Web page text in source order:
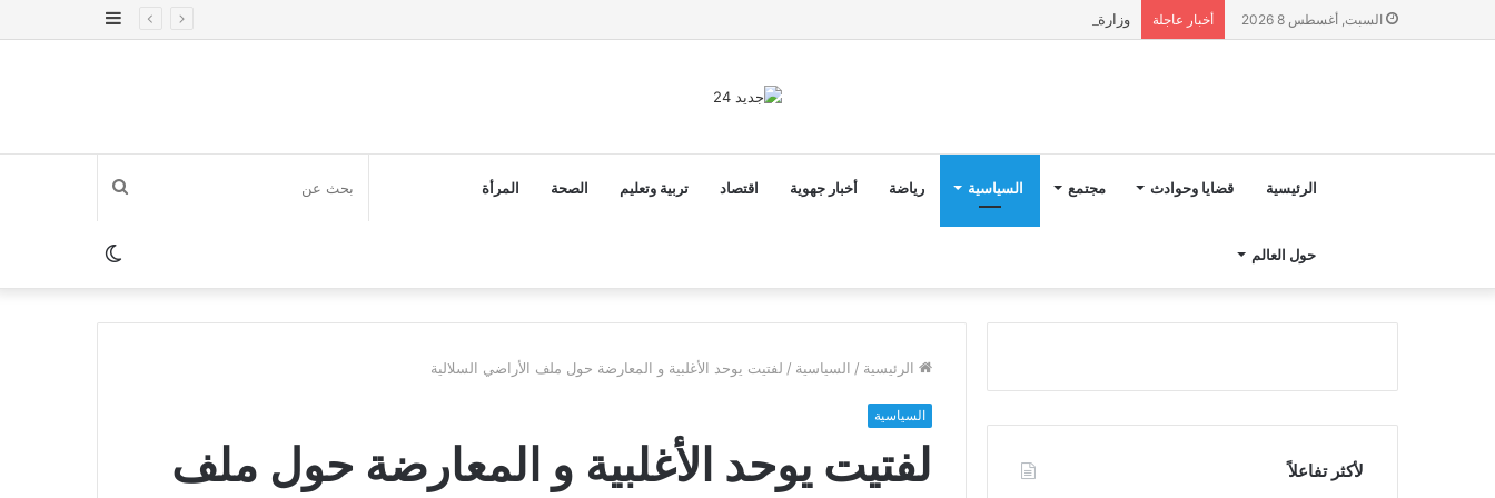
السبت, أغسطس 8 2026 أخبار عاجلة وزارة التربية الوطنية تؤكد انطلاق الدخول المدرسي 2026-2027 في موعده الرسمي
إضافة
الرئيسية قضايا وحوادث مجتمع السياسية رياضة أخبار جهوية اقتصاد تربية وتعليم الصحة المرأة
حول العالم
بحث
عنالوضع
المظلم
الرئيسية / السياسية / لفتيت يوحد الأغلبية و المعارضة حول ملف الأراضي السلالية
السياسية
لفتيت يوحد الأغلبية و المعارضة حول ملف
لأكثر تفاعلاً